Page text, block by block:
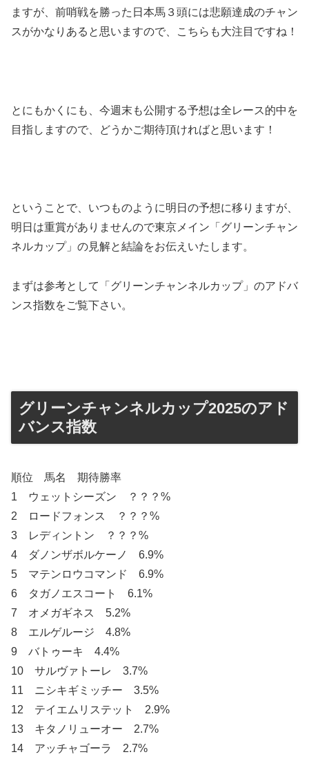
ますが、前哨戦を勝った日本馬３頭には悲願達成のチャン
スがかなりあると思いますので、こちらも大注目ですね！
とにもかくにも、今週末も公開する予想は全レース的中を
目指しますので、どうかご期待頂ければと思います！
ということで、いつものように明日の予想に移りますが、
明日は重賞がありませんので東京メイン「グリーンチャン
ネルカップ」の見解と結論をお伝えいたします。
まずは参考として「グリーンチャンネルカップ」のアドバ
ンス指数をご覧下さい。
グリーンチャンネルカップ2025のアド
バンス指数
順位 馬名 期待勝率
1 ウェットシーズン ？？？%
2 ロードフォンス ？？？%
3 レディントン ？？？%
4 ダノンザボルケーノ 6.9%
5 マテンロウコマンド 6.9%
6 タガノエスコート 6.1%
7 オメガギネス 5.2%
8 エルゲルージ 4.8%
9 バトゥーキ 4.4%
10 サルヴァトーレ 3.7%
11 ニシキギミッチー 3.5%
12 テイエムリステット 2.9%
13 キタノリューオー 2.7%
14 アッチャゴーラ 2.7%